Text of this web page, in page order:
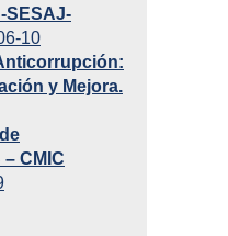
SESAJ-
10
y Mejora.
CMIC